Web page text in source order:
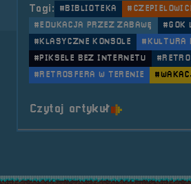
Tagi: #BIBLIOTEKA
#EDUKACJA PRZEZ ZABAWĘ
#GOK
#KLASYCZNE KONSOLE
#KULTURA
#PIKSELE BEZ INTERNETU
#RETROSFERA W TERENIE
Czytaj artykuło tytule